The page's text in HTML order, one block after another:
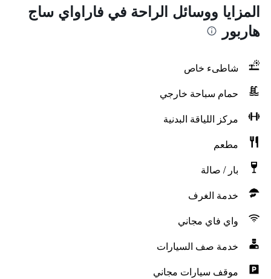
المزايا ووسائل الراحة في فاراواي ساج
هاربور
شاطىء خاص
حمام سباحة خارجي
مركز اللياقة البدنية
مطعم
بار / صالة
خدمة الغرف
واي فاي مجاني
خدمة صف السيارات
موقف سيارات مجاني